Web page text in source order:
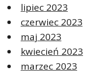
lipiec 2023
czerwiec 2023
maj 2023
kwiecień 2023
marzec 2023